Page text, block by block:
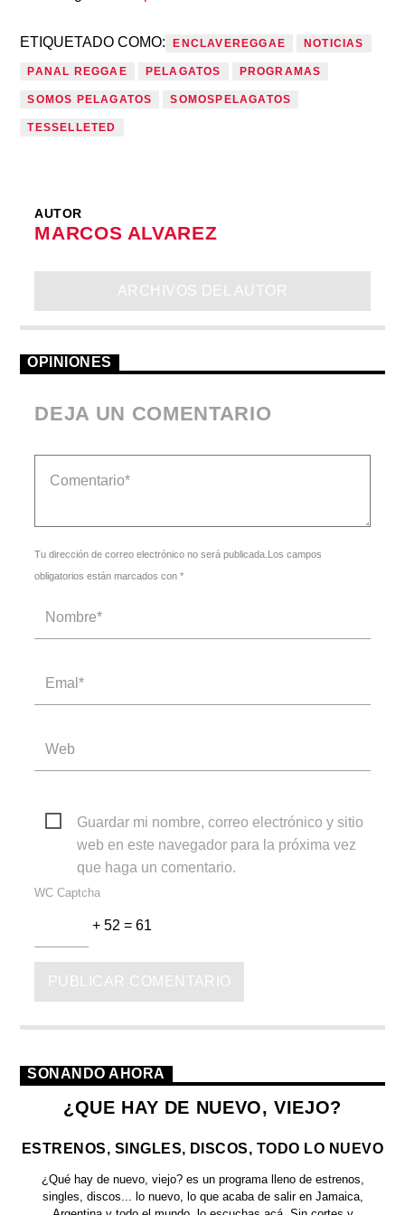
ETIQUETADO COMO: ENCLAVEREGGAE NOTICIAS
PANAL REGGAE PELAGATOS PROGRAMAS
SOMOS PELAGATOS SOMOSPELAGATOS
TESSELLETED
AUTOR
MARCOS ALVAREZ
ARCHIVOS DEL AUTOR
OPINIONES
DEJA UN COMENTARIO
Tu dirección de correo electrónico no será publicada.Los campos
obligatorios están marcados con *
Guardar mi nombre, correo electrónico y sitio
web en este navegador para la próxima vez
que haga un comentario.
WC Captcha
+ 52 = 61
SONANDO AHORA
¿QUE HAY DE NUEVO, VIEJO?
ESTRENOS, SINGLES, DISCOS, TODO LO NUEVO
¿Qué hay de nuevo, viejo?es un programa lleno de estrenos,
singles, discos... lo nuevo, lo que acaba de salir enJamaica,